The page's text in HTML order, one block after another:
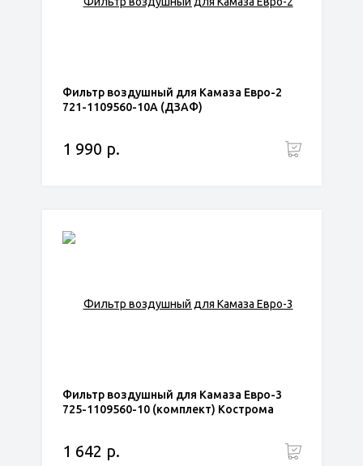
Фильтр воздушный для Камаза Евро-2
721-1109560-10А (ДЗАФ)
1 990 р.
Фильтр воздушный для Камаза Евро-3
725-1109560-10 (комплект) Кострома
1 642 р.